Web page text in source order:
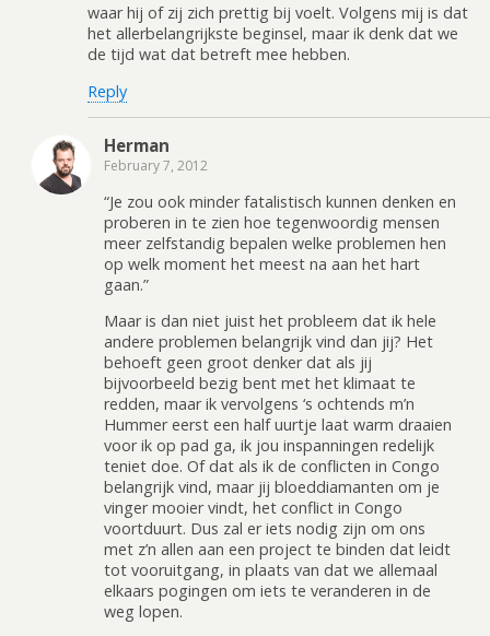
waar hij of zij zich prettig bij voelt. Volgens mij is dat
het allerbelangrijkste beginsel, maar ik denk dat we
de tijd wat dat betreft mee hebben.
Reply
Herman
February 7, 2012
“Je zou ook minder fatalistisch kunnen denken en
proberen in te zien hoe tegenwoordig mensen
meer zelfstandig bepalen welke problemen hen
op welk moment het meest na aan het hart
gaan.”
Maar is dan niet juist het probleem dat ik hele
andere problemen belangrijk vind dan jij? Het
behoeft geen groot denker dat als jij
bijvoorbeeld bezig bent met het klimaat te
redden, maar ik vervolgens ‘s ochtends m’n
Hummer eerst een half uurtje laat warm draaien
voor ik op pad ga, ik jou inspanningen redelijk
teniet doe. Of dat als ik de conflicten in Congo
belangrijk vind, maar jij bloeddiamanten om je
vinger mooier vindt, het conflict in Congo
voortduurt. Dus zal er iets nodig zijn om ons
met z’n allen aan een project te binden dat leidt
tot vooruitgang, in plaats van dat we allemaal
elkaars pogingen om iets te veranderen in de
weg lopen.